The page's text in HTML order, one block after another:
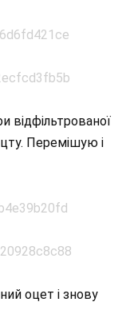
відфільтрованої
Перемішую і
оцет і знову